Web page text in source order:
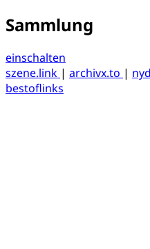
Sammlung
einschalten
szene.link | archivx.to |
bestoflinks